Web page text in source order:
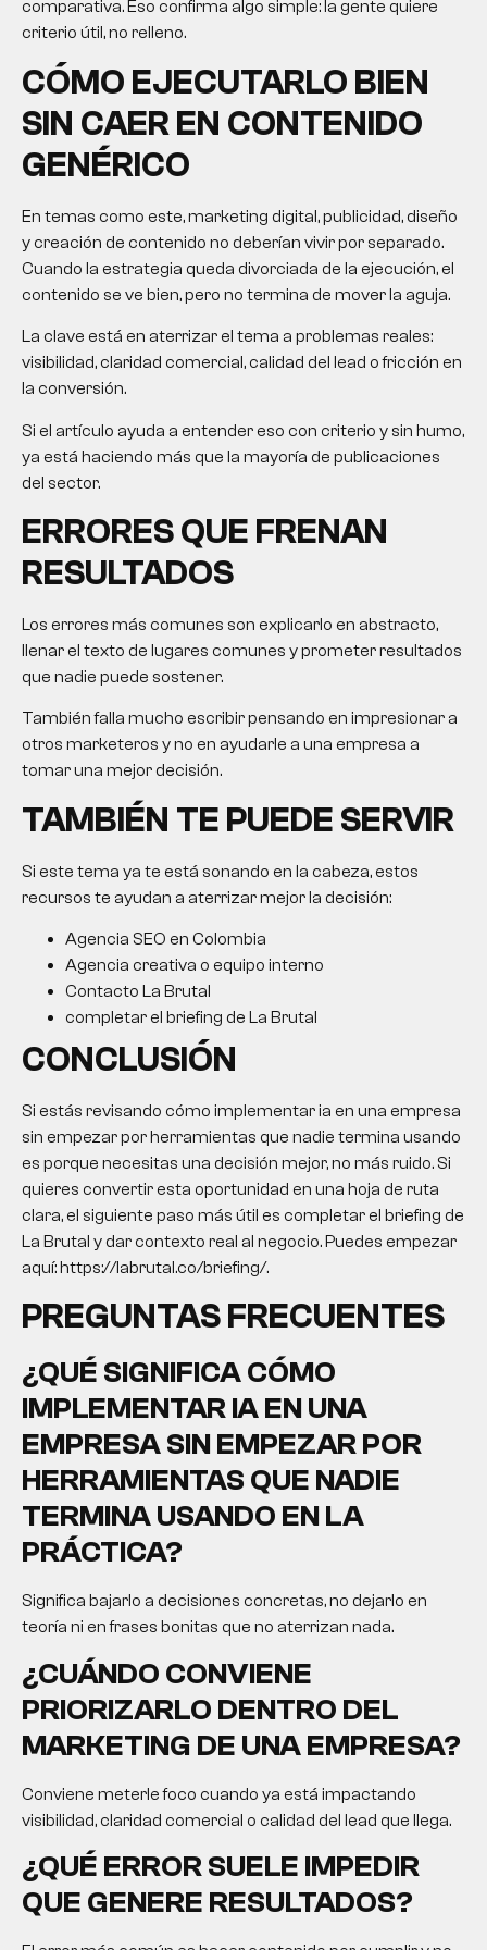
comparativa. Eso confirma algo simple: la gente quiere
criterio útil, no relleno.
CÓMO EJECUTARLO BIEN
SIN CAER EN CONTENIDO
GENÉRICO
En temas como este, marketing digital, publicidad, diseño
y creación de contenido no deberían vivir por separado.
Cuando la estrategia queda divorciada de la ejecución, el
contenido se ve bien, pero no termina de mover la aguja.
La clave está en aterrizar el tema a problemas reales:
visibilidad, claridad comercial, calidad del lead o fricción en
la conversión.
Si el artículo ayuda a entender eso con criterio y sin humo,
ya está haciendo más que la mayoría de publicaciones
del sector.
ERRORES QUE FRENAN
RESULTADOS
Los errores más comunes son explicarlo en abstracto,
llenar el texto de lugares comunes y prometer resultados
que nadie puede sostener.
También falla mucho escribir pensando en impresionar a
otros marketeros y no en ayudarle a una empresa a
tomar una mejor decisión.
TAMBIÉN TE PUEDE SERVIR
Si este tema ya te está sonando en la cabeza, estos
recursos te ayudan a aterrizar mejor la decisión:
Agencia SEO en Colombia
Agencia creativa o equipo interno
Contacto La Brutal
completar el briefing de La Brutal
CONCLUSIÓN
Si estás revisando cómo implementar ia en una empresa
sin empezar por herramientas que nadie termina usando
es porque necesitas una decisión mejor, no más ruido. Si
quieres convertir esta oportunidad en una hoja de ruta
clara, el siguiente paso más útil es completar el briefing de
La Brutal y dar contexto real al negocio. Puedes empezar
aquí: https://labrutal.co/briefing/.
PREGUNTAS FRECUENTES
¿QUÉ SIGNIFICA CÓMO
IMPLEMENTAR IA EN UNA
EMPRESA SIN EMPEZAR POR
HERRAMIENTAS QUE NADIE
TERMINA USANDO EN LA
PRÁCTICA?
Significa bajarlo a decisiones concretas, no dejarlo en
teoría ni en frases bonitas que no aterrizan nada.
¿CUÁNDO CONVIENE
PRIORIZARLO DENTRO DEL
MARKETING DE UNA EMPRESA?
Conviene meterle foco cuando ya está impactando
visibilidad, claridad comercial o calidad del lead que llega.
¿QUÉ ERROR SUELE IMPEDIR
QUE GENERE RESULTADOS?